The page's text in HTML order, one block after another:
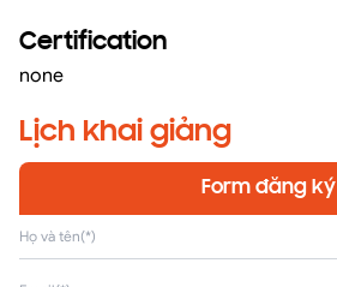
Certification
none
Lịch khai giảng
Form đăng ký